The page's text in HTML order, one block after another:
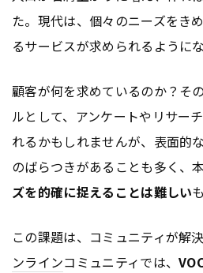
た。現代は、個々のニーズをき
るサービスが求められるように
顧客が何を求めているのか？そ
ルとして、アンケートやリサー
れるかもしれませんが、表面的
のばらつきがあることも多く、
ズを的確に捉えることは難しい
この課題は、コミュニティが解
ンラインコミュニティでは、